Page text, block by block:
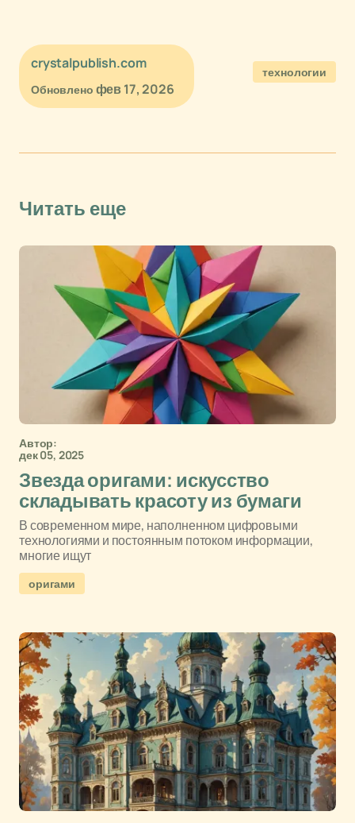
crystalpublish.com
Обновлено фев 17, 2026
технологии
Читать еще
Автор:
дек 05, 2025
Звезда оригами: искусство
складывать красоту из бумаги
В современном мире, наполненном цифровыми
технологиями и постоянным потоком информации,
многие ищут
оригами